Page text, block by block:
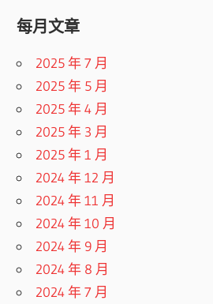
每月文章
2025 年 7 月
2025 年 5 月
2025 年 4 月
2025 年 3 月
2025 年 1 月
2024 年 12 月
2024 年 11 月
2024 年 10 月
2024 年 9 月
2024 年 8 月
2024 年 7 月